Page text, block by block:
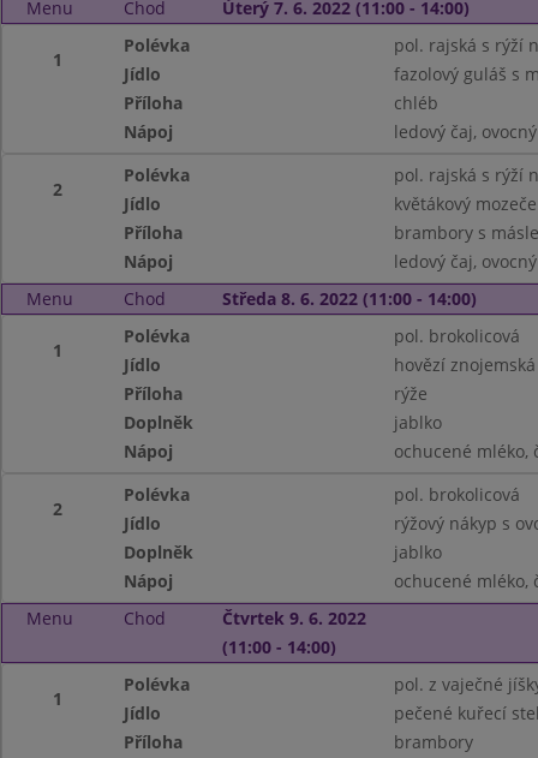
Menu
Chod Úterý 7. 6. 2022 (11:00 - 14:00)
1
Polévka
pol. rajská s rýží
Jídlo
fazolový guláš s
Příloha
chléb
Nápoj
ledový čaj,
2
Polévka
pol. rajská s rýží
Jídlo
květákový
Příloha
brambory s
Nápoj
ledový čaj,
Menu
Chod Středa 8. 6. 2022 (11:00 - 14:00)
1
Polévka
pol. brokolicová
Jídlo
hovězí
Příloha
rýže
Doplněk
jablko
Nápoj
ochucené mléko,
2
Polévka
pol. brokolicová
Jídlo
rýžový nákyp s
Doplněk
jablko
Nápoj
ochucené mléko,
Menu
Chod
Čtvrtek 9. 6. 2022
(11:00 - 14:00)
1
Polévka
pol. z vaječné
Jídlo
pečené kuřecí
Příloha
brambory